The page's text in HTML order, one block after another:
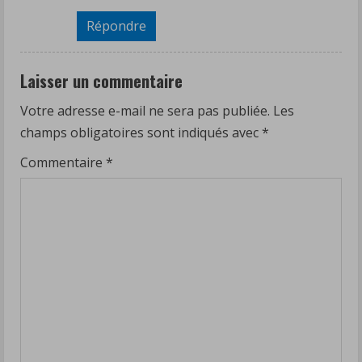
Répondre
Laisser un commentaire
Votre adresse e-mail ne sera pas publiée. Les
champs obligatoires sont indiqués avec *
Commentaire *